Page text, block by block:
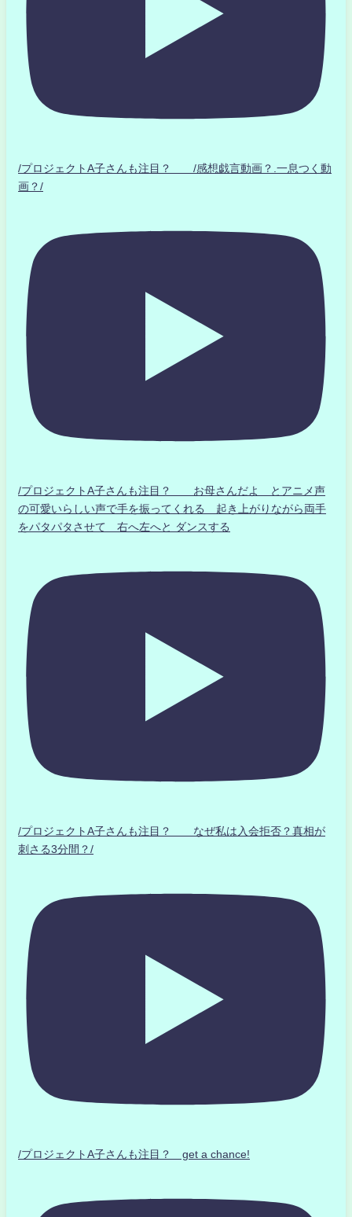
/プロジェクトA子さんも注目？ /感想戯言動画？.一息つく動
画？/
/プロジェクトA子さんも注目？ お母さんだよ とアニメ声
の可愛いらしい声で手を振ってくれる 起き上がりながら両手
をパタパタさせて 右へ左へと ダンスする
/プロジェクトA子さんも注目？ なぜ私は入会拒否？真相が
刺さる3分間？/
/プロジェクトA子さんも注目？ get a chance!